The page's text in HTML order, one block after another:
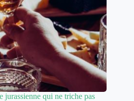
jurassienne qui ne triche pas